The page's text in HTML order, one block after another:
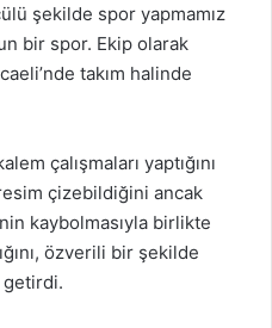
şekilde spor yapmamız
bir spor. Ekip olarak
takım halinde
çalışmaları yaptığını
çizebildiğini ancak
kaybolmasıyla birlikte
özverili bir şekilde
getirdi.